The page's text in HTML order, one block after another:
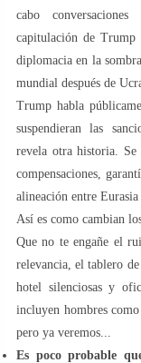
cabo
capitulación de Trump
diplomacia en la
mundial después de
Trump habla
suspendieran las
revela otra historia. Se
compensaciones,
alineación entre
Así es como cambian
Que no te engañe el
relevancia, el tablero
hotel silenciosas y
incluyen hombres
pero ya veremos...
Es poco probable